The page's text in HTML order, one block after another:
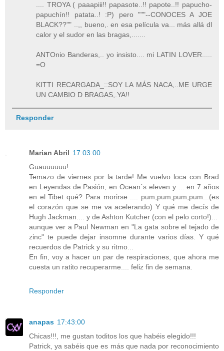
.... TROYA ( paaapiii!! papasote..!! papote..!! papucho-
papuchín!! patata..! :P) pero """--CONOCES A JOE
BLACK??"" ..,, bueno,. en esa película va... más allá dl
calor y el sudor en las bragas,.......
ANTOnio Banderas,.. yo insisto.... mi LATIN LOVER.....
=O
KITTI RECARGADA_::SOY LA MÁS NACA,..ME URGE
UN CAMBIO D BRAGAS,.YA!!
Responder
Marian Abril 17:03:00
Guauuuuuu!
Temazo de viernes por la tarde! Me vuelvo loca con Brad
en Leyendas de Pasión, en Ocean´s eleven y ... en 7 años
en el Tibet qué? Para morirse .... pum,pum,pum,pum...(es
el corazón que se me va acelerando) Y qué me decís de
Hugh Jackman.... y de Ashton Kutcher (con el pelo corto!)...
aunque ver a Paul Newman en "La gata sobre el tejado de
zinc" te puede dejar insomne durante varios días. Y qué
recuerdos de Patrick y su ritmo...
En fin, voy a hacer un par de respiraciones, que ahora me
cuesta un ratito recuperarme.... feliz fin de semana.
Responder
anapas 17:43:00
Chicas!!!, me gustan toditos los que habéis elegido!!!
Patrick, ya sabéis que es más que nada por reconocimiento